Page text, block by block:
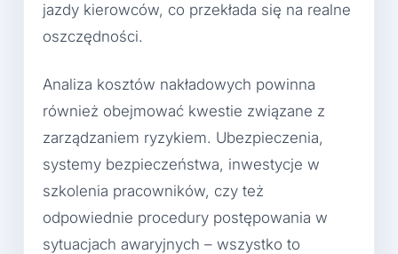
jazdy kierowców, co przekłada się na realne
oszczędności.
Analiza kosztów nakładowych powinna
również obejmować kwestie związane z
zarządzaniem ryzykiem. Ubezpieczenia,
systemy bezpieczeństwa, inwestycje w
szkolenia pracowników, czy też
odpowiednie procedury postępowania w
sytuacjach awaryjnych – wszystko to